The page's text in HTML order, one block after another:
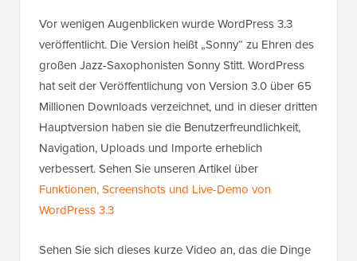
Vor wenigen Augenblicken wurde WordPress 3.3
veröffentlicht. Die Version heißt „Sonny“ zu Ehren des
großen Jazz-Saxophonisten Sonny Stitt. WordPress
hat seit der Veröffentlichung von Version 3.0 über 65
Millionen Downloads verzeichnet, und in dieser dritten
Hauptversion haben sie die Benutzerfreundlichkeit,
Navigation, Uploads und Importe erheblich
verbessert. Sehen Sie unseren Artikel über
Funktionen, Screenshots und Live-Demo von
WordPress 3.3
Sehen Sie sich dieses kurze Video an, das die Dinge